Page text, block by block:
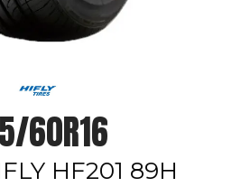
60R16
HF201 89H